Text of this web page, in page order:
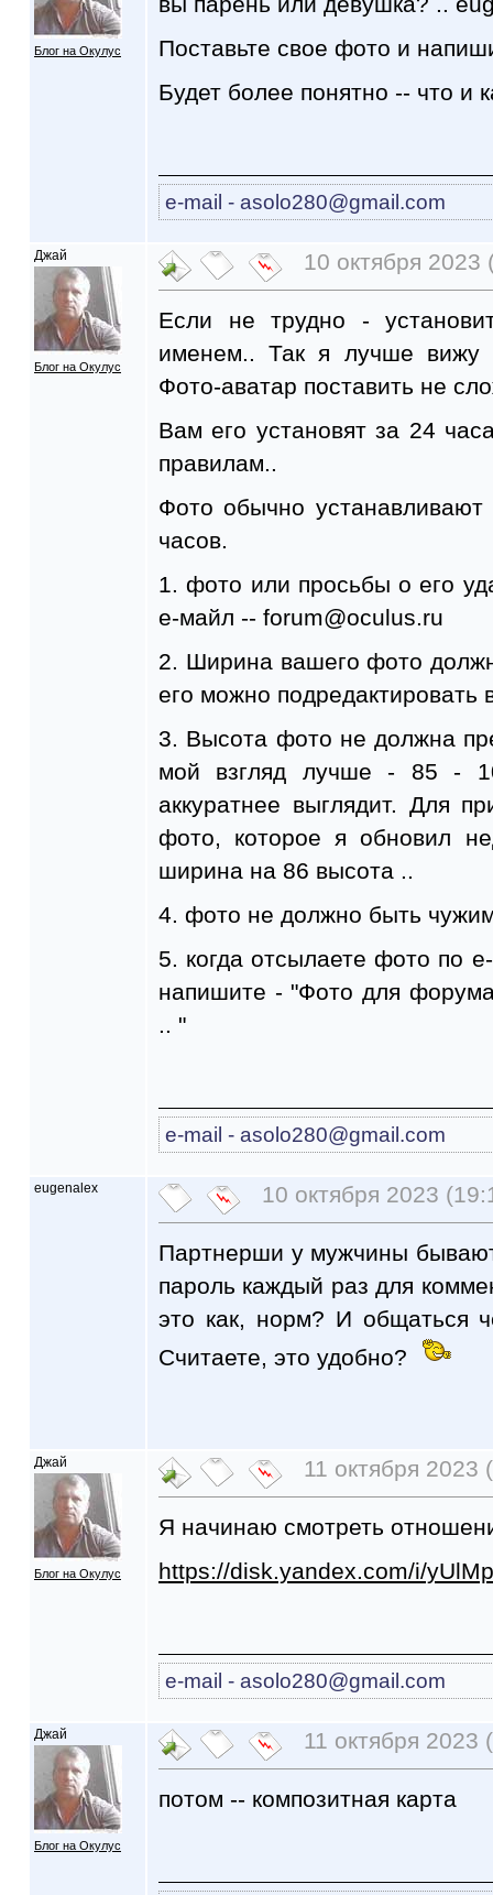
Блог на Окулус
Поставьте свое фото и
Будет более понятно -- что и
e-mail - asоlo280@gmail.com
Джай
Блог на Окулус
10 октября 2023
Если не трудно -
именем.. Так я лучше вижу
Фото-аватар поставить не
Вам его установят за 24
правилам..
Фото обычно
часов.
1. фото или просьбы о его
е-майл -- forum@oculus.ru
2. Ширина вашего фото
его можно подредактировать
3. Высота фото не должна
мой взгляд лучше - 85 -
аккуратнее выглядит. Для
фото, которое я обновил
ширина на 86 высота ..
4. фото не должно быть
5. когда отсылаете фото по
напишите - "Фото для
.. "
e-mail - asоlo280@gmail.com
eugenalex 10 октября 2023
Партнерши у мужчины
пароль каждый раз для
это как, норм? И общаться
Считаете, это удобно?
Джай
Блог на Окулус
11 октября 2023
Я начинаю смотреть
https://disk.yandex.com/i/
e-mail - asоlo280@gmail.com
Джай
Блог на Окулус
11 октября 2023
потом -- композитная карта